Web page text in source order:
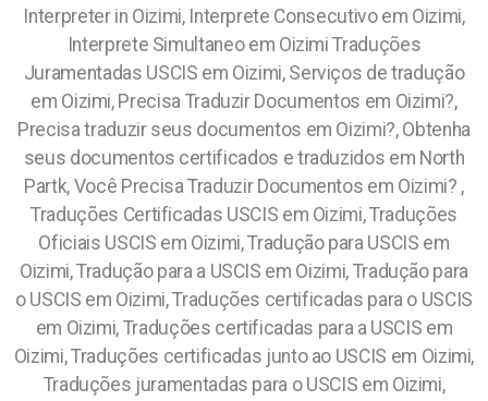
Interpreter in Oizimi, Interprete Consecutivo em Oizimi,
Interprete Simultaneo em Oizimi Traduções
Juramentadas USCIS em Oizimi, Serviços de tradução
em Oizimi, Precisa Traduzir Documentos em Oizimi?,
Precisa traduzir seus documentos em Oizimi?, Obtenha
seus documentos certificados e traduzidos em North
Partk, Você Precisa Traduzir Documentos em Oizimi? ,
Traduções Certificadas USCIS em Oizimi, Traduções
Oficiais USCIS em Oizimi, Tradução para USCIS em
Oizimi, Tradução para a USCIS em Oizimi, Tradução para
o USCIS em Oizimi, Traduções certificadas para o USCIS
em Oizimi, Traduções certificadas para a USCIS em
Oizimi, Traduções certificadas junto ao USCIS em Oizimi,
Traduções juramentadas para o USCIS em Oizimi,